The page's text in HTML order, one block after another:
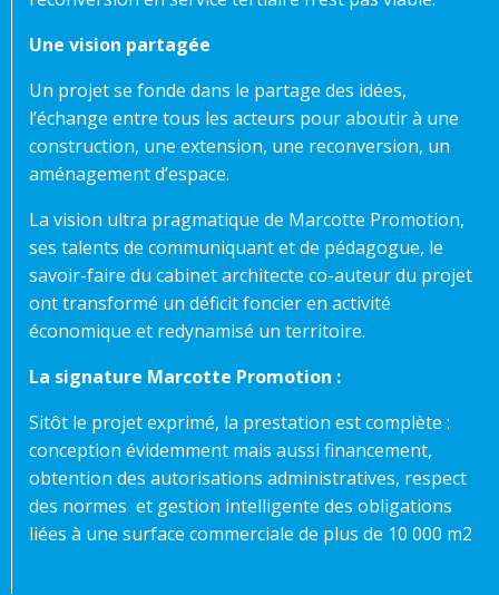
Une vision partagée
Un projet se fonde dans le partage des idées,
l’échange entre tous les acteurs pour aboutir à une
construction, une extension, une reconversion, un
aménagement d’espace.
La vision ultra pragmatique de Marcotte Promotion,
ses talents de communiquant et de pédagogue, le
savoir-faire du cabinet architecte co-auteur du projet
ont transformé un déficit foncier en activité
économique et redynamisé un territoire.
La signature Marcotte Promotion :
Sitôt le projet exprimé, la prestation est complète :
conception évidemment mais aussi financement,
obtention des autorisations administratives, respect
des normes et gestion intelligente des obligations
liées à une surface commerciale de plus de 10 000 m2